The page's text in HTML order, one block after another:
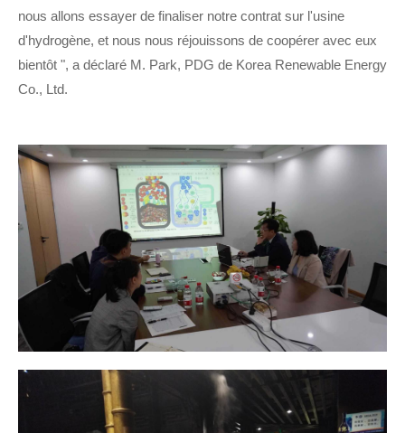
nous allons essayer de finaliser notre contrat sur l'usine
d'hydrogène, et nous nous réjouissons de coopérer avec eux
bientôt ", a déclaré M. Park, PDG de Korea Renewable Energy
Co., Ltd.